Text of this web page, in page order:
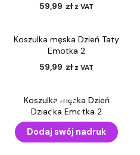
59,99 zł z VAT
Koszulka męska Dzień Taty
Emotka 2
59,99 zł z VAT
Koszulka męska Dzień
Dziadka Emotka 2
59,99 zł z VAT
Dodaj swój nadruk